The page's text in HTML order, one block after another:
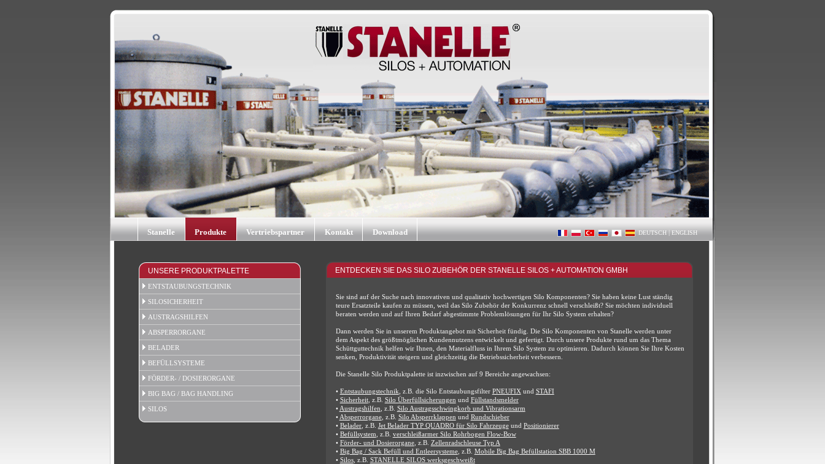
DEUTSCH|ENGLISH
Stanelle Produkte Vertriebspartner Kontakt Download
UNSERE PRODUKTPALETTE
ENTSTAUBUNGSTECHNIK
SILOSICHERHEIT
AUSTRAGSHILFEN
ABSPERRORGANE
BELADER
BEFÜLLSYSTEME
FÖRDER- / DOSIERORGANE
BIG BAG / BAG HANDLING
SILOS
ENTDECKEN SIE DAS SILO ZUBEHÖR DER STANELLE SILOS + AUTOMATION GMBH
Sie sind auf der Suche nach innovativen und qualitativ hochwertigen Silo Komponenten? Sie haben keine Lust ständig
teure Ersatzteile kaufen zu müssen, weil das Silo Zubehör der Konkurrenz schnell verschleißt? Sie möchten individuell
beraten werden und auf Ihren Bedarf abgestimmte Problemlösungen für Ihr Silo System erhalten?
Dann werden Sie in unserem Produktangebot mit Sicherheit fündig. Die Silo Komponenten von Stanelle werden unter
dem Aspekt des größtmöglichen Kundennutzens entwickelt und gefertigt. Durch unsere Produkte rund um das Thema
Schüttguttechnik helfen wir Ihnen, den Materialfluss in Ihrem Silo System zu optimieren. Dadurch können Sie Ihre Kosten
senken, Produktivität steigern und gleichzeitig die Betriebssicherheit verbessern.
Die Stanelle Silo Produktpalette ist inzwischen auf 9 Bereiche angewachsen:
• Entstaubungstechnik , z.B. die Silo Entstaubungsfilter PNEUFIX und STAFI
• Sicherheit, z.B. Silo Überfüllsicherungen und Füllstandsmelder
• Austragshilfen , z.B. Silo Austragsschwingkorb und Vibrationsarm
• Absperrorgane, z.B. Silo Absperrklappen und Rundschieber
• Belader, z.B. Jet Belader TYP QUADRO für Silo Fahrzeugeund Positionierer
• Befüllsystem , z.B. verschleißarmer Silo Rohrbogen Flow-Bow
• Förder- und Dosierorgane, z.B. Zellenradschleuse Typ A
• Big Bag / Sack Befüll und Entleersysteme, z.B. Mobile Big Bag Befüllstation SBB 1000 M
• Silos, z.B. STANELLE SILOS werksgeschweißt